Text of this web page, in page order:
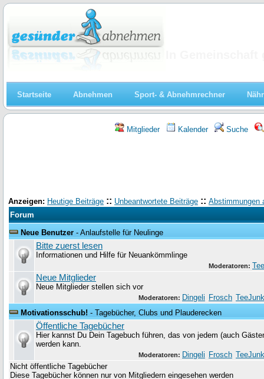
Startseite Abnehmen Sport- & Abnehmrechner
Mitglieder Kalender Suche
Anzeigen: Heutige Beiträge :: Unbeantwortete Beiträge :: Abstimmungen
Forum
Neue Benutzer - Anlaufstelle für Neulinge
Bitte zuerst lesen
Informationen und Hilfe für Neuankömmlinge
Moderatoren:
Neue Mitglieder
Neue Mitglieder stellen sich vor
Moderatoren: Dingeli Frosch
Motivationsschub! - Tagebücher, Clubs und Plauderecken
Öffentliche Tagebücher
Hier kannst Du Dein Tagebuch führen, das von jedem (auch
werden kann.
Moderatoren: Dingeli Frosch
Nicht öffentliche Tagebücher
Diese Tagebücher können nur von Mitgliedern eingesehen werden